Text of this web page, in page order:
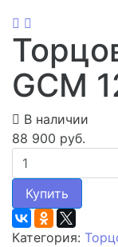
GCM
В наличии
88 900 руб.
Купить
Категория: